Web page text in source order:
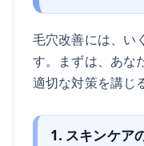
毛穴改善には、い
す。まずは、あな
適切な対策を講じ
1. スキンケア